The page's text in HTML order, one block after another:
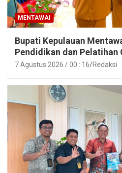
MENTAWAI
Bupati Kepulauan
Pendidikan dan Pelatihan
Tahun 2026
7 Agustus 2026 / 00 : 16 Redaksi